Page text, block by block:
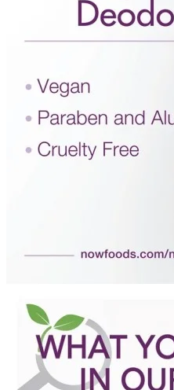
Anxietate
Suport cognitiv
Multivitamine
Vitamina B
Vitamina C
Calciu
Magneziu
Fier
Potasiu
Blog